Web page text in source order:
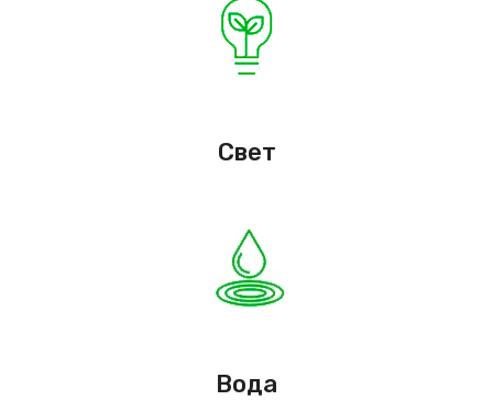
Свет
Вода